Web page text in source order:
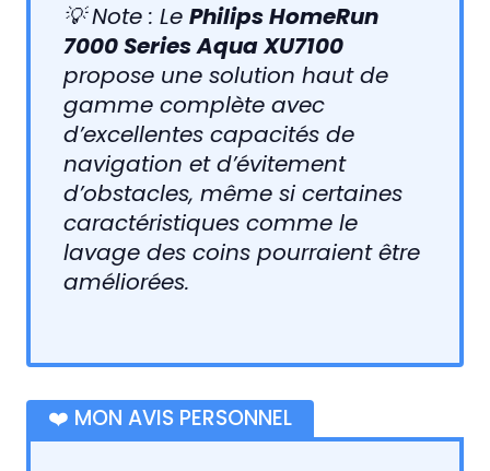
💡 Note : Le Philips HomeRun
7000 Series Aqua XU7100
propose une solution haut de
gamme complète avec
d’excellentes capacités de
navigation et d’évitement
d’obstacles, même si certaines
caractéristiques comme le
lavage des coins pourraient être
améliorées.
❤️ MON AVIS PERSONNEL